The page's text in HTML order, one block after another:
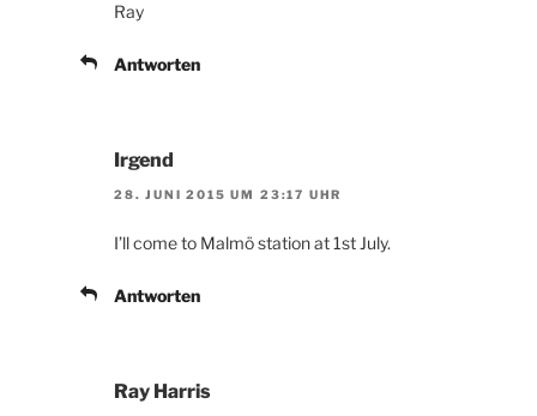
Ray
Antworten
Irgend
28. JUNI 2015 UM 23:17 UHR
I’ll come to Malmö station at 1st July.
Antworten
Ray Harris